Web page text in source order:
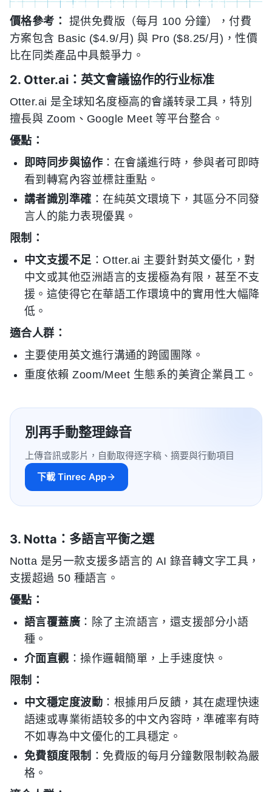
價格參考：
提供免費版（每月 100 分鐘），付費
方案包含 Basic ($4.9/月) 與 Pro ($8.25/月)，性價
比在同类產品中具競爭力。
2. Otter.ai：英文會議協作的行业标准
Otter.ai 是全球知名度極高的會議转录工具，特別
擅長與 Zoom、Google Meet 等平台整合。
優點：
即時同步與協作 ：在會議進行時，參與者可即時
看到轉寫內容並標註重點。
講者識別準確 ：在純英文環境下，其區分不同發
言人的能力表現優異。
限制：
中文支援不足：Otter.ai 主要針對英文優化，對
中文或其他亞洲語言的支援極為有限，甚至不支
援。這使得它在華語工作環境中的實用性大幅降
低。
適合人群：
主要使用英文進行溝通的跨國團隊。
重度依賴 Zoom/Meet 生態系的美資企業員工。
別再手動整理錄音
上傳音訊或影片，自動取得逐字稿、摘要與行動項目
下載 Tinrec App
3. Notta：多語言平衡之選
Notta 是另一款支援多語言的 AI 錄音轉文字工具，
支援超過 50 種語言。
優點：
語言覆蓋廣 ：除了主流語言，還支援部分小語
種。
介面直觀 ：操作邏輯簡單，上手速度快。
限制：
中文穩定度波動 ：根據用戶反饋，其在處理快速
語速或專業術語较多的中文內容時，準確率有時
不如專為中文優化的工具穩定。
免費額度限制 ：免費版的每月分鐘數限制較為嚴
格。